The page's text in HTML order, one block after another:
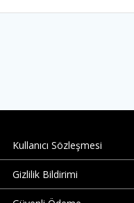
Kullanıcı Sözleşmesi
Gizlilik Bildirimi